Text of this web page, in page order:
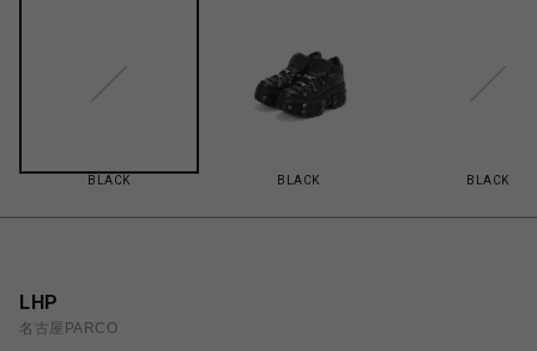
BLACK BLACK BLACK
LHP
名古屋PARCO